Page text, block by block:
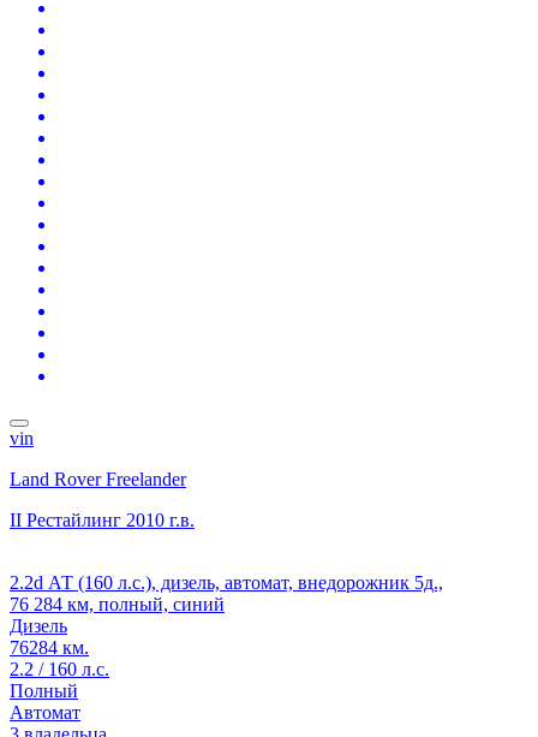
vin
Land Rover Freelander
II Рестайлинг 2010 г.в.
2.2d АТ (160 л.с.), дизель, автомат, внедорожник 5д.,
76 284 км, полный, синий
Дизель
76284 км.
2.2 / 160 л.с.
Полный
Автомат